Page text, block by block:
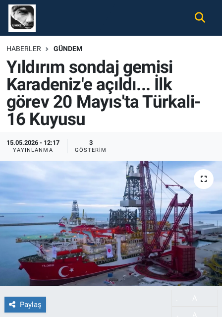
HABERLER GÜNDEM
Yıldırım sondaj gemisi
Karadeniz'e açıldı... İlk
görev 20 Mayıs'ta Türkali-
16 Kuyusu
15.05.2026 - 12:17
YAYINLANMA
3
GÖSTERIM
Paylaş
Gündem
Ekonomi
Spor
Magazin
Tüm Haberler
Nöbetçi Eczaneler
Hava Durumu
Namaz Vakitleri
Trafik Durumu
Süper Lig Puan Durumu ve Fikstür
Son Dakika Haberleri
Haber Arşivi